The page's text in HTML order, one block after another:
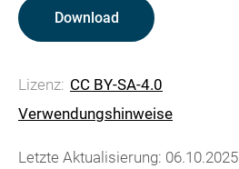
Download
Lizenz: CC BY-SA-4.0
Verwendungshinweise
Letzte Aktualisierung: 06.10.2025